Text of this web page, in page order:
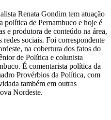
Renata Gondim tem atuação
política de Pernambuco e hoje é
e produtora de conteúdo na área,
redes sociais. Foi correspondente
na cobertura dos fatos do
de Política e colunista
É comentarista política da
Provérbios da Política, com
também em outras
Nordeste.